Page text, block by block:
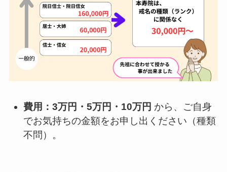
費用：3万円・5万円・10万円 から、ご自身
でお気持ちの金額をお申し出ください（種類
不問）。